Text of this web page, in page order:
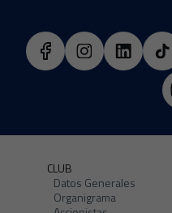
CLUB
Datos Generales
Organigrama